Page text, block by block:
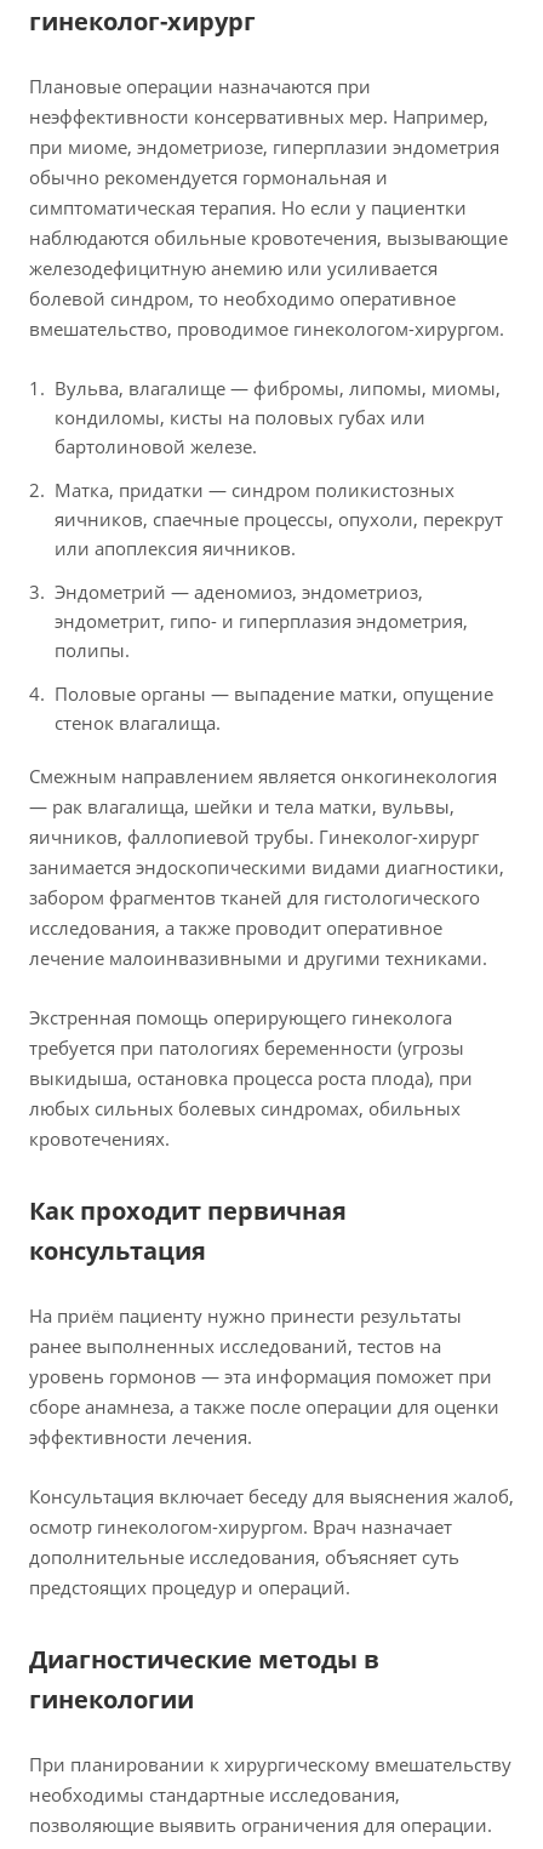
гинеколог-хирург
Плановые операции назначаются при
неэффективности консервативных мер. Например,
при миоме, эндометриозе, гиперплазии эндометрия
обычно рекомендуется гормональная и
симптоматическая терапия. Но если у пациентки
наблюдаются обильные кровотечения, вызывающие
железодефицитную анемию или усиливается
болевой синдром, то необходимо оперативное
вмешательство, проводимое гинекологом-хирургом.
Вульва, влагалище — фибромы, липомы, миомы,
кондиломы, кисты на половых губах или
бартолиновой железе.
Матка, придатки — синдром поликистозных
яичников, спаечные процессы, опухоли, перекрут
или апоплексия яичников.
Эндометрий — аденомиоз, эндометриоз,
эндометрит, гипо- и гиперплазия эндометрия,
полипы.
Половые органы — выпадение матки, опущение
стенок влагалища.
Смежным направлением является онкогинекология
— рак влагалища, шейки и тела матки, вульвы,
яичников, фаллопиевой трубы. Гинеколог-хирург
занимается эндоскопическими видами диагностики,
забором фрагментов тканей для гистологического
исследования, а также проводит оперативное
лечение малоинвазивными и другими техниками.
Экстренная помощь оперирующего гинеколога
требуется при патологиях беременности (угрозы
выкидыша, остановка процесса роста плода), при
любых сильных болевых синдромах, обильных
кровотечениях.
Как проходит первичная
консультация
На приём пациенту нужно принести результаты
ранее выполненных исследований, тестов на
уровень гормонов — эта информация поможет при
сборе анамнеза, а также после операции для оценки
эффективности лечения.
Консультация включает беседу для выяснения жалоб,
осмотр гинекологом-хирургом. Врач назначает
дополнительные исследования, объясняет суть
предстоящих процедур и операций.
Диагностические методы в
гинекологии
При планировании к хирургическому вмешательству
необходимы стандартные исследования,
позволяющие выявить ограничения для операции.